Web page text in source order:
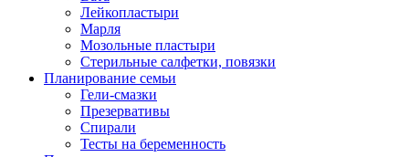
Лейкопластыри
Марля
Мозольные пластыри
Стерильные салфетки, повязки
Планирование семьи
Гели-смазки
Презервативы
Спирали
Тесты на беременность